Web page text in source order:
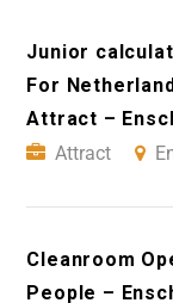
Junior
For
Attract –
Attract
Cleanroom
People –